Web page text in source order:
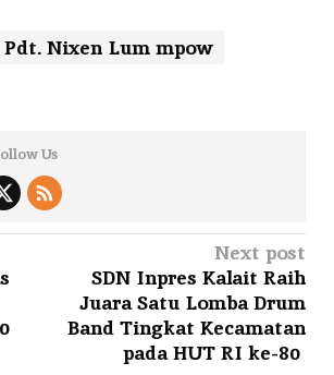
Pdt. Nixen Lum mpow
Us
Next post
SDN Inpres Kalait Raih
Juara Satu Lomba Drum
Band Tingkat Kecamatan
pada HUT RI ke-80